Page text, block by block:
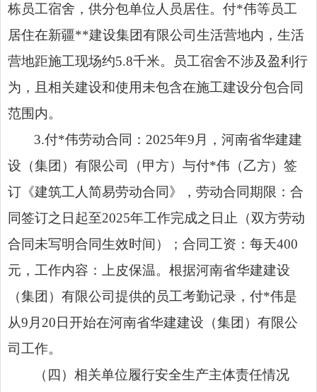
栋员工宿舍，供分包单位人员居住。付*伟等员工
居住在新疆**建设集团有限公司生活营地内，生活
营地距施工现场约5.8千米。员工宿舍不涉及盈利行
为，且相关建设和使用未包含在施工建设分包合同
范围内。
3.付*伟劳动合同：2025年9月，河南省华建建
设（集团）有限公司（甲方）与付*伟（乙方）签
订《建筑工人简易劳动合同》，劳动合同期限：合
同签订之日起至2025年工作完成之日止（双方劳动
合同未写明合同生效时间）；合同工资：每天400
元，工作内容：上皮保温。根据河南省华建建设
（集团）有限公司提供的员工考勤记录，付*伟是
从9月20日开始在河南省华建建设（集团）有限公
司工作。
（四）相关单位履行安全生产主体责任情况